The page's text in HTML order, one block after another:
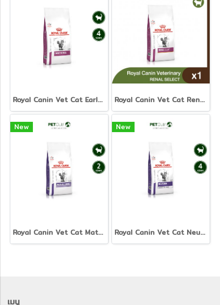
Royal Canin Vet Cat Early Renal - อาหารเม็ดแมวสูตรดูแลไต ระยะเริ่มต้น Royal Canin Vet Cat Renal Select - อาหารเม็ดแมวสูตรดูแลไต
New
Royal Canin Vet Cat Mature Consult - อาหารเม็ดแมวสูงวัย
New
Royal Canin Vet Cat Neutered Satiety Balance - อาหารเม็ดแมวโตทำหมัน
เมนู